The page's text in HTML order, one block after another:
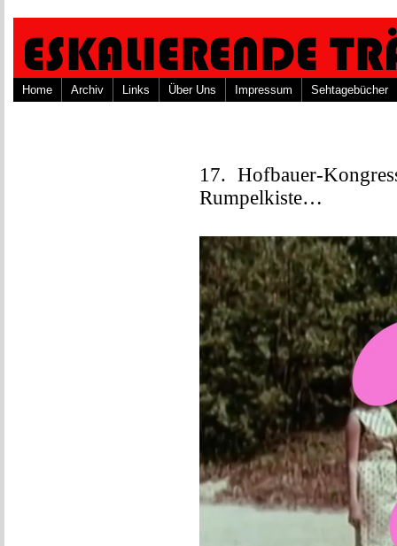
Home Archiv Links Über Uns Impressum Sehtagebücher
17. Hofbauer-
Rumpelkiste…